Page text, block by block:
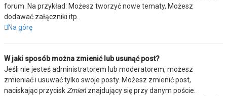
forum. Na przykład: Możesz tworzyć nowe tematy, Możesz
dodawać załączniki itp.
Na górę
W jaki sposób można zmienić lub usunąć post?
Jeśli nie jesteś administratorem lub moderatorem, możesz
zmieniać i usuwać tylko swoje posty. Możesz zmienić post,
naciskając przycisk Zmieńznajdujący się przy danym poście.